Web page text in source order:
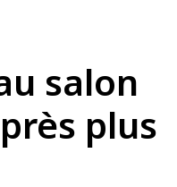
salon
plus